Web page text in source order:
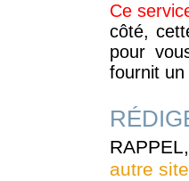
Ce
côté,
pour
fournit
autre